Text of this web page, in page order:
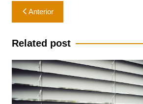
Navegação
de
Post
Anterior
Related post